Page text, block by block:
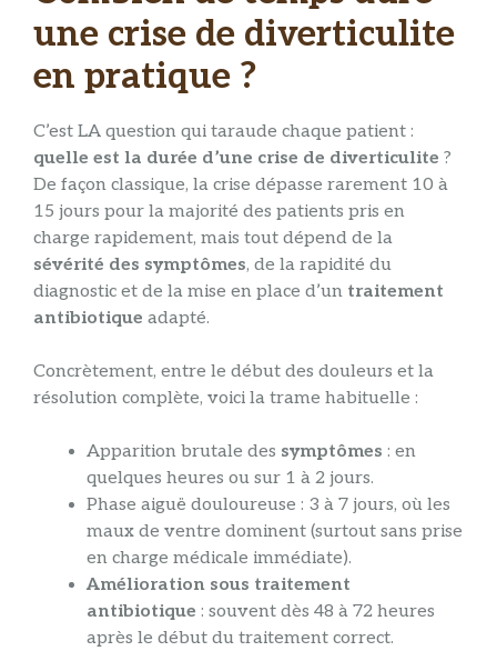
une crise de diverticulite
en pratique ?
C’est LA question qui taraude chaque patient :
quelle est la durée d’une crise de diverticulite ?
De façon classique, la crise dépasse rarement 10 à
15 jours pour la majorité des patients pris en
charge rapidement, mais tout dépend de la
sévérité des symptômes, de la rapidité du
diagnostic et de la mise en place d’un traitement
antibiotique adapté.
Concrètement, entre le début des douleurs et la
résolution complète, voici la trame habituelle :
Apparition brutale des symptômes : en
quelques heures ou sur 1 à 2 jours.
Phase aiguë douloureuse : 3 à 7 jours, où les
maux de ventre dominent (surtout sans prise
en charge médicale immédiate).
Amélioration sous traitement
antibiotique : souvent dès 48 à 72 heures
après le début du traitement correct.